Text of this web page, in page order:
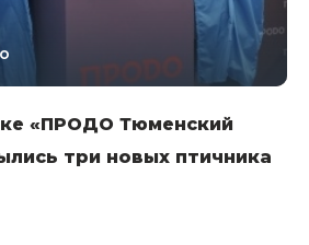
«ПРОДО Тюменский
три новых птичника